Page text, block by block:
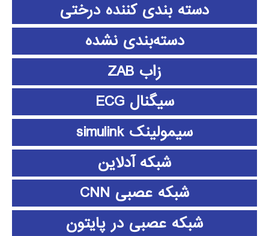
دسته بندی کننده درختی
دسته‌بندی نشده
زاب ZAB
سیگنال ECG
سیمولینک simulink
شبکه آدلاین
شبکه عصبی CNN
شبکه عصبی در پایتون